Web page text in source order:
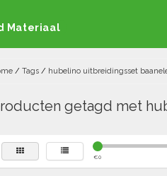
Materiaal
/ Tags/ hubelino uitbreidingsset
getagd met
€0